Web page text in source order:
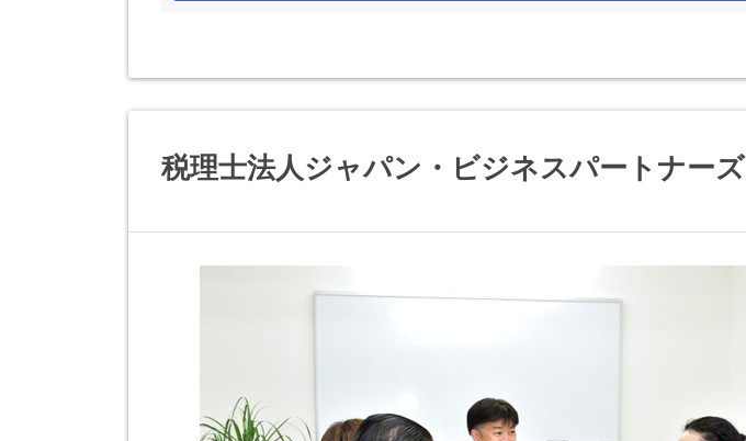
税理士法人ジャパン・ビジネスパートナーズ